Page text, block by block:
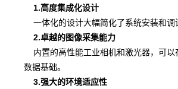
1.高度集成化设计
一体化的设计大幅简化了系统安装和调
2.卓越的图像采集能力
内置的高性能工业相机和激光器，可以
数据基础。
3.强大的环境适应性